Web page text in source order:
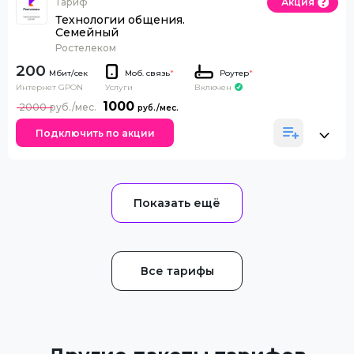
Технологии общения.
Семейный
Ростелеком
200
Интернет GPON
Моб. связь*
Услуги
Роутер*
Включен
1000
2000
Подключить по акции
Все тарифы